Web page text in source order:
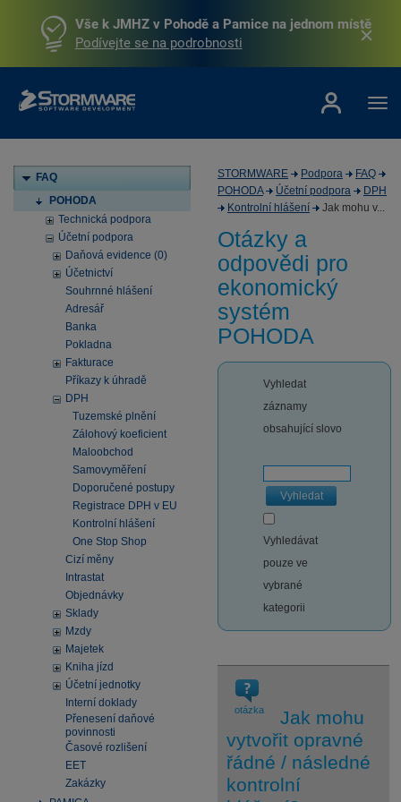
Vše k JMHZ v Pohodě a Pamice na jednom místě
Podívejte se na podrobnosti
FAQ
POHODA
Technická podpora
Účetní podpora
Daňová evidence (0)
Účetnictví
Souhrnné hlášení
Adresář
Banka
Pokladna
Fakturace
Příkazy k úhradě
DPH
Tuzemské plnění
Zálohový koeficient
Maloobchod
Samovyměření
Doporučené postupy
Registrace DPH v EU
Kontrolní hlášení
One Stop Shop
Cizí měny
Intrastat
Objednávky
Sklady
Mzdy
Majetek
Kniha jízd
Účetní jednotky
Interní doklady
Přenesení daňové
povinnosti
Časové rozlišení
EET
Zakázky
STORMWARE Podpora
FAQ
POHODA
Účetní podpora
DPH
Kontrolní hlášení
Jak mohu v...
Otázky a
odpovědi pro
ekonomický
systém
POHODA
Vyhledat
záznamy
obsahující slovo
Vyhledat
Vyhledávat
pouze ve
vybrané
kategorii
otázka
Jak mohu
vytvořit opravné
řádné / následné
kontrolní